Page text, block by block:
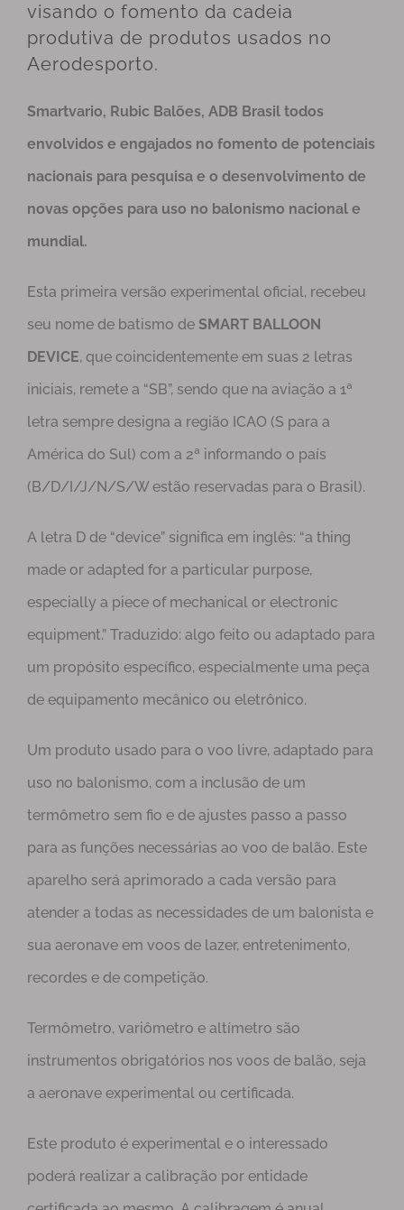
visando o fomento da cadeia
produtiva de produtos usados no
Aerodesporto.
Smartvario, Rubic Balões, ADB Brasil todos
envolvidos e engajados no fomento de potenciais
nacionais para pesquisa e o desenvolvimento de
novas opções para uso no balonismo nacional e
mundial.
Esta primeira versão experimental oficial, recebeu
seu nome de batismo de SMART BALLOON
DEVICE, que coincidentemente em suas 2 letras
iniciais, remete a “SB”, sendo que na aviação a 1ª
letra sempre designa a região ICAO (S para a
América do Sul) com a 2ª informando o país
(B/D/I/J/N/S/W estão reservadas para o Brasil).
A letra D de “device” significa em inglês: “a thing
made or adapted for a particular purpose,
especially a piece of mechanical or electronic
equipment.” Traduzido: algo feito ou adaptado para
um propósito específico, especialmente uma peça
de equipamento mecânico ou eletrônico.
Um produto usado para o voo livre, adaptado para
uso no balonismo, com a inclusão de um
termômetro sem fio e de ajustes passo a passo
para as funções necessárias ao voo de balão. Este
aparelho será aprimorado a cada versão para
atender a todas as necessidades de um balonista e
sua aeronave em voos de lazer, entretenimento,
recordes e de competição.
Termômetro, variômetro e altímetro são
instrumentos obrigatórios nos voos de balão, seja
a aeronave experimental ou certificada.
Este produto é experimental e o interessado
poderá realizar a calibração por entidade